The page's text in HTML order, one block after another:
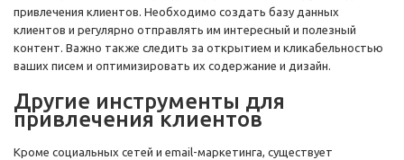
привлечения клиентов. Необходимо создать базу данных
клиентов и регулярно отправлять им интересный и полезный
контент. Важно также следить за открытием и кликабельностью
ваших писем и оптимизировать их содержание и дизайн.
Другие инструменты для
привлечения клиентов
Кроме социальных сетей и email-маркетинга, существует